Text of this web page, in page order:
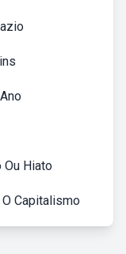
Ou Hiato
Capitalismo